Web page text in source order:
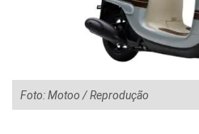
Foto: Motoo / Reprodução